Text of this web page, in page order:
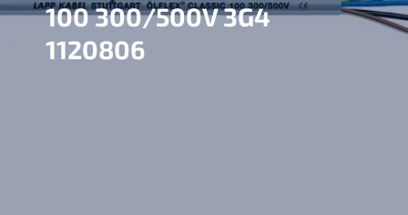
100 300/500V 3G4
1120806